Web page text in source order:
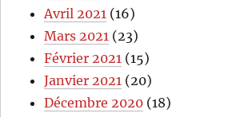
Avril 2021 (16)
Mars 2021 (23)
Février 2021 (15)
Janvier 2021 (20)
Décembre 2020 (18)